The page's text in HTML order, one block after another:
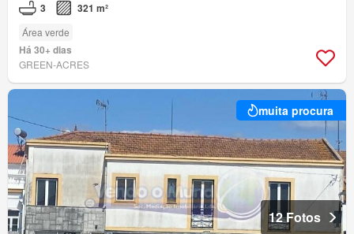
3 321 m²
Área verde
Há 30+ dias
GREEN-ACRES
muita procura
12 Fotos